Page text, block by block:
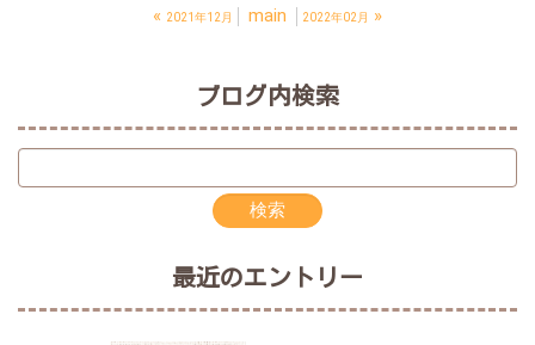
« 2021年12月 main 2022年02月 »
ブログ内検索
最近のエントリー